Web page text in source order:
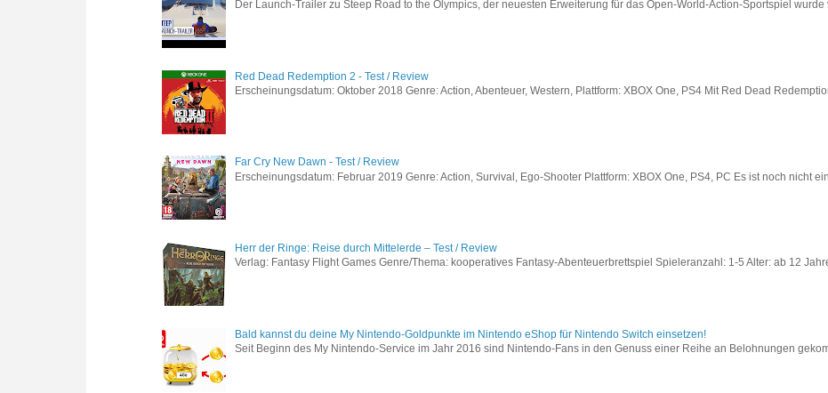
Der Launch-Trailer zu Steep Road to the Olympics, der neuesten Erweiterung für das Open-World-Action-Sportspiel wurde
Red Dead Redemption 2 - Test / Review
Erscheinungsdatum: Oktober 2018 Genre: Action, Abenteuer, Western, Plattform: XBOX One, PS4 Mit Red Dead
Far Cry New Dawn - Test / Review
Erscheinungsdatum: Februar 2019 Genre: Action, Survival, Ego-Shooter Plattform: XBOX One, PS4, PC Es ist noch nicht
Herr der Ringe: Reise durch Mittelerde – Test / Review
Verlag: Fantasy Flight Games Genre/Thema: kooperatives Fantasy-Abenteuerbrettspiel Spieleranzahl: 1-5 Alter: ab 12
Bald kannst du deine My Nintendo-Goldpunkte im Nintendo eShop für Nintendo Switch einsetzen!
Seit Beginn des My Nintendo-Service im Jahr 2016 sind Nintendo-Fans in den Genuss einer Reihe an Belohnungen